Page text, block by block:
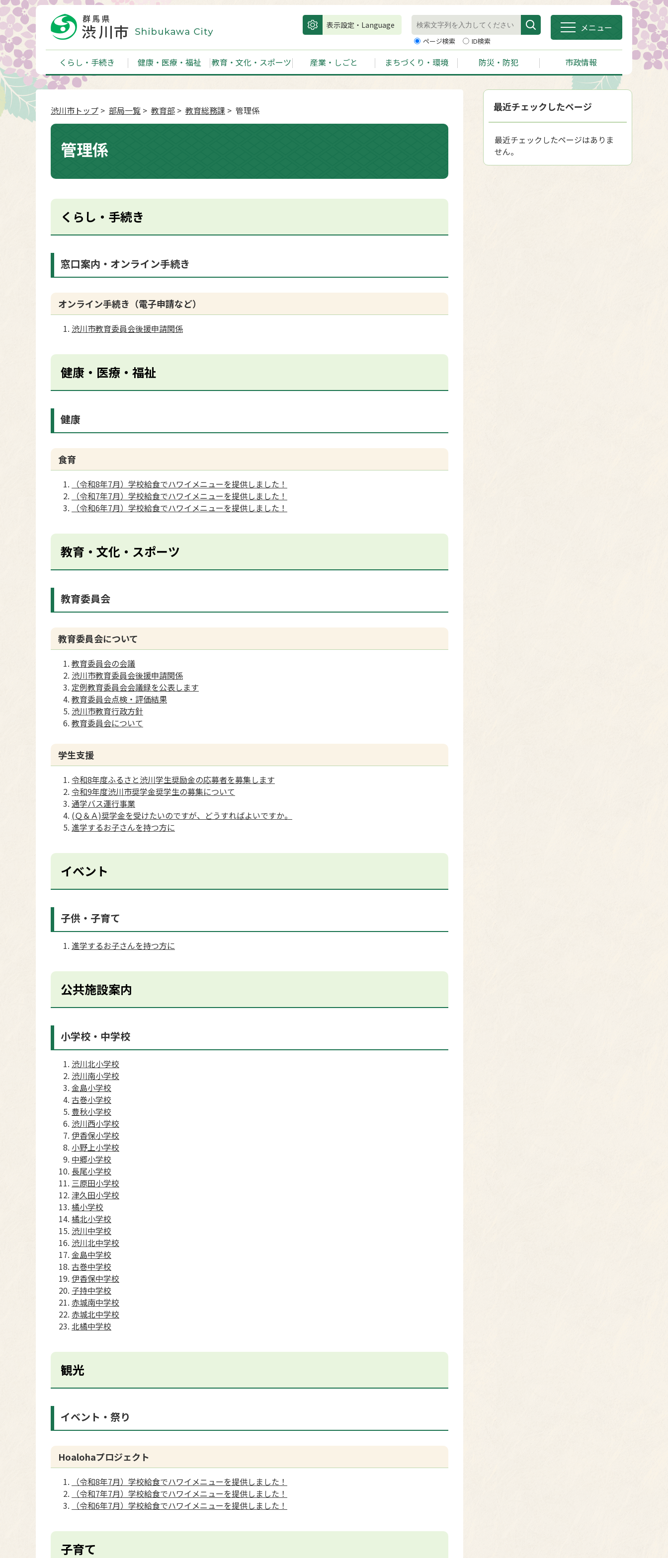
表示設定・Language
ページ検索 ID検索
メニュー
くらし・手続き 健康・医療・福祉 教育・文化・スポーツ 産業・しごと まちづくり・環境 防災・防犯 市政情報
渋川市トップ > 部局一覧 > 教育部 > 教育総務課 > 管理係
管理係
くらし・手続き
窓口案内・オンライン手続き
オンライン手続き（電子申請など）
渋川市教育委員会後援申請関係
健康・医療・福祉
健康
食育
（令和8年7月）学校給食でハワイメニューを提供しました！
（令和7年7月）学校給食でハワイメニューを提供しました！
（令和6年7月）学校給食でハワイメニューを提供しました！
教育・文化・スポーツ
教育委員会
教育委員会について
教育委員会の会議
渋川市教育委員会後援申請関係
定例教育委員会会議録を公表します
教育委員会点検・評価結果
渋川市教育行政方針
教育委員会について
学生支援
令和8年度ふるさと渋川学生奨励金の応募者を募集します
令和9年度渋川市奨学金奨学生の募集について
通学バス運行事業
(Ｑ＆Ａ)奨学金を受けたいのですが、どうすればよいですか。
進学するお子さんを持つ方に
イベント
子供・子育て
進学するお子さんを持つ方に
公共施設案内
小学校・中学校
渋川北小学校
渋川南小学校
金島小学校
古巻小学校
豊秋小学校
渋川西小学校
伊香保小学校
小野上小学校
中郷小学校
長尾小学校
三原田小学校
津久田小学校
橘小学校
橘北小学校
渋川中学校
渋川北中学校
金島中学校
古巻中学校
伊香保中学校
子持中学校
赤城南中学校
赤城北中学校
北橘中学校
観光
イベント・祭り
Hoalohaプロジェクト
（令和8年7月）学校給食でハワイメニューを提供しました！
（令和7年7月）学校給食でハワイメニューを提供しました！
（令和6年7月）学校給食でハワイメニューを提供しました！
子育て
最近チェックしたページ
最近チェックしたページはありま
せん。